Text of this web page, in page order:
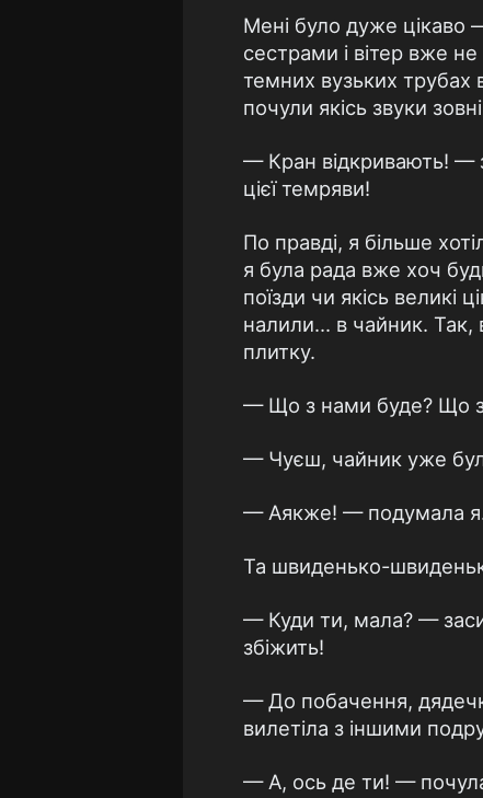
Мені було дуже цікаво
сестрами і вітер вже
темних вузьких трубах
почули якісь звуки
— Кран відкривають! —
цієї темряви!
По правді, я більше
я була рада вже хоч
поїзди чи якісь
налили... в чайник. Так,
плитку.
— Що з нами буде? Що з
— Чуєш, чайник уже
— Аякже! — подумала
Та швиденько-
— Куди ти, мала? —
збіжить!
— До побачення,
вилетіла з іншими
— А, ось де ти! —